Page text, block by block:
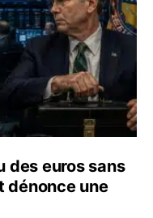
des euros sans
dénonce une